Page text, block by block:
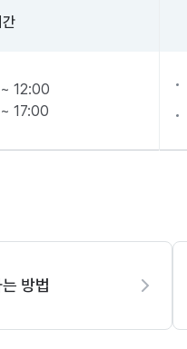
간
12:00
17:00
방법